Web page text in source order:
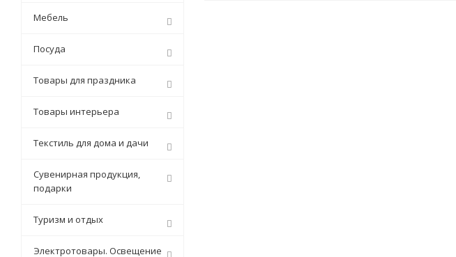
Мебель
Посуда
Товары для праздника
Товары интерьера
Текстиль для дома и дачи
Сувенирная продукция,
подарки
Туризм и отдых
Электротовары. Освещение